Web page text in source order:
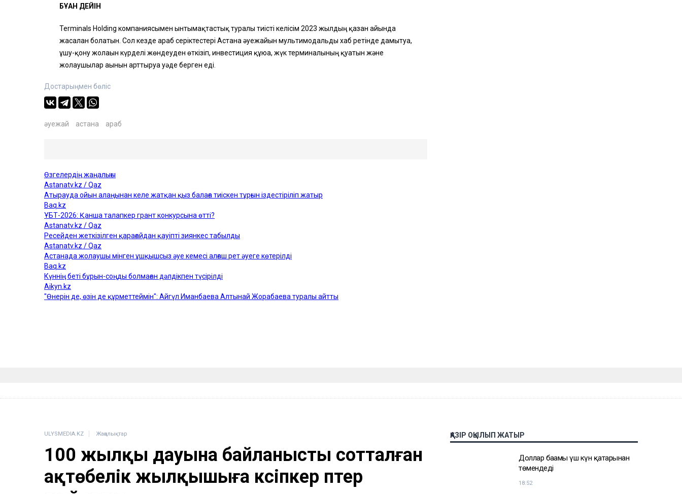
БҰҒАН ДЕЙІН
Terminals Holding компаниясымен ынтымақтастық туралы тиісті келісім 2023 жылдың қазан айында
жасалған болатын. Сол кезде араб серіктестері Астана әуежайын мультимодальды хаб ретінде дамытуға,
ұшу-қону жолағын күрделі жөндеуден өткізіп, инвестиция құюға, жүк терминалының қуатын және
жолаушылар ағынын арттыруға уәде берген еді.
Достарыңмен бөліс
әуежай астана араб